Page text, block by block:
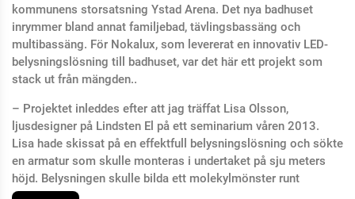
kommunens storsatsning Ystad Arena. Det nya badhuset
inrymmer bland annat familjebad, tävlingsbassäng och
multibassäng. För Nokalux, som levererat en innovativ LED-
belysningslösning till badhuset, var det här ett projekt som
stack ut från mängden..
– Projektet inleddes efter att jag träffat Lisa Olsson,
ljusdesigner på Lindsten El på ett seminarium våren 2013.
Lisa hade skissat på en effektfull belysningslösning och sökte
en armatur som skulle monteras i undertaket på sju meters
höjd. Belysningen skulle bilda ett molekylmönster runt